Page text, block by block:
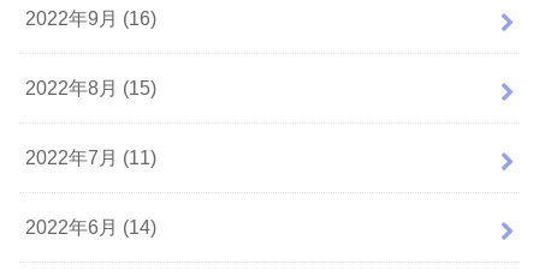
2022年9月 (16)
2022年8月 (15)
2022年7月 (11)
2022年6月 (14)